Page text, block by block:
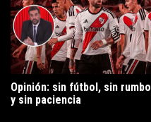
Opinión: sin fútbol, sin rumbo
y sin paciencia